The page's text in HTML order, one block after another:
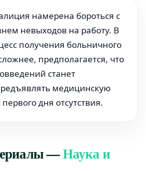
намерена бороться с
невыходов на работу. В
получения больничного
предполагается, что
станет
медицинскую
дня отсутствия.
—Наука и